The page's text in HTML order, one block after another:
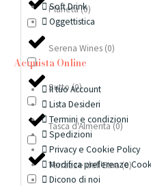
Planeta(0)
Serena Wines (0)
Sutto (0)
Tasca d'Almerita(0)
Terrazze dell'Etna (0)
Soft Drink
Oggettistica
Acquista Online
Il tuo Account
Lista Desideri
Termini e condizioni
Spedizioni
Privacy e Cookie Policy
Modifica preferenze
Dicono di noi